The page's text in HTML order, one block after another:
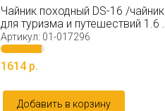
Чайник походный DS-16 /чайник
для туризма и путешествий 1.6 ...
Артикул: 01-017296
1614 р.
Добавить в корзину